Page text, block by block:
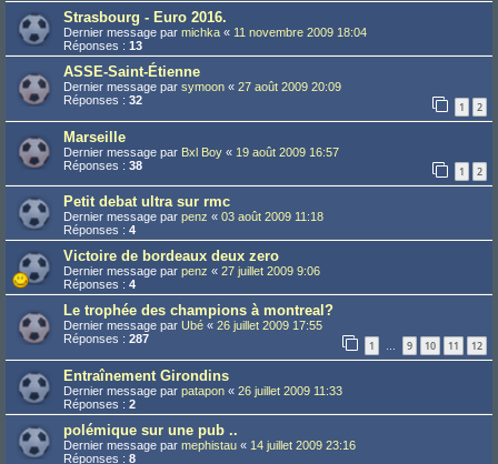
Strasbourg - Euro 2016.
Dernier message par michka « 11 novembre 2009 18:04
Réponses : 13
ASSE-Saint-Étienne
Dernier message par symoon « 27 août 2009 20:09
Réponses : 32 1 2
Marseille
Dernier message par Bxl Boy « 19 août 2009 16:57
Réponses : 38 1 2
Petit debat ultra sur rmc
Dernier message par penz « 03 août 2009 11:18
Réponses : 4
Victoire de bordeaux deux zero
Dernier message par penz « 27 juillet 2009 9:06
Réponses : 4
Le trophée des champions à montreal?
Dernier message par Ubé « 26 juillet 2009 17:55
Réponses : 287 1 … 9 10 11 12
Entraînement Girondins
Dernier message par patapon « 26 juillet 2009 11:33
Réponses : 2
polémique sur une pub ..
Dernier message par mephistau « 14 juillet 2009 23:16
Réponses : 8